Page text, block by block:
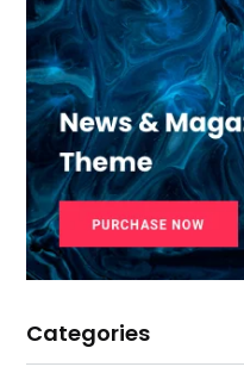
Categories